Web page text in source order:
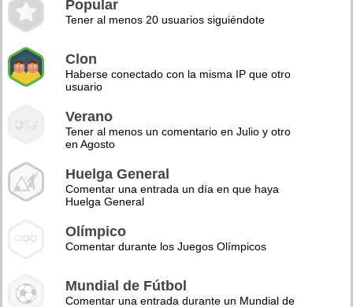
Popular
Tener al menos 20 usuarios siguiéndote
Clon
Haberse conectado con la misma IP que otro
usuario
Verano
Tener al menos un comentario en Julio y otro
en Agosto
Huelga General
Comentar una entrada un día en que haya
Huelga General
Olímpico
Comentar durante los Juegos Olímpicos
Mundial de Fútbol
Comentar una entrada durante un Mundial de